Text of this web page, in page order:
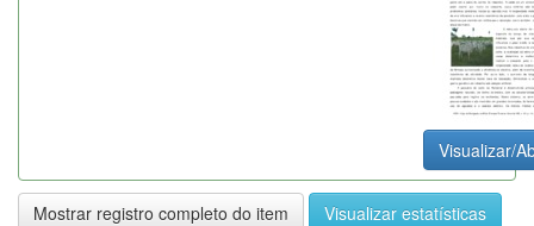
Visualizar/
Mostrar registro completo do item Visualizar estatísticas